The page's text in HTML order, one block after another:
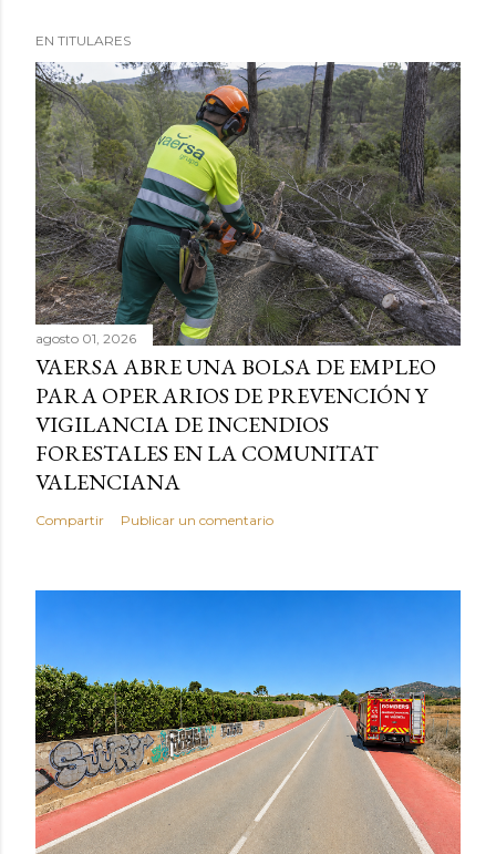
EN TITULARES
agosto 01, 2026
VAERSA ABRE UNA BOLSA DE EMPLEO
PARA OPERARIOS DE PREVENCIÓN Y
VIGILANCIA DE INCENDIOS
FORESTALES EN LA COMUNITAT
VALENCIANA
Compartir Publicar un comentario